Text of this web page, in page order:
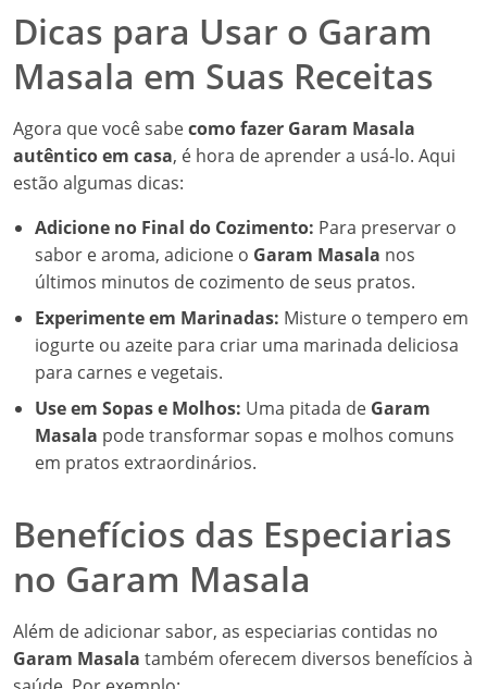
Dicas para Usar o Garam
Masala em Suas Receitas
Agora que você sabecomo fazer Garam Masala
autêntico em casa, é hora de aprender a usá-lo. Aqui
estão algumas dicas:
Adicione no Final do Cozimento: Para preservar o
sabor e aroma, adicione o Garam Masala nos
últimos minutos de cozimento de seus pratos.
Experimente em Marinadas: Misture o tempero em
iogurte ou azeite para criar uma marinada deliciosa
para carnes e vegetais.
Use em Sopas e Molhos: Uma pitada de Garam
Masala pode transformar sopas e molhos comuns
em pratos extraordinários.
Benefícios das Especiarias
no Garam Masala
Além de adicionar sabor, as especiarias contidas no
Garam Masala também oferecem diversos benefícios à